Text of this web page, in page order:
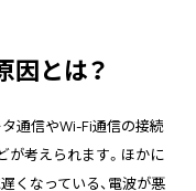
因とは？
通信やWi-Fi通信の接続
が考えられます。ほかに
くなっている、電波が悪